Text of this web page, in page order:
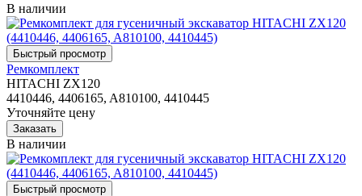
В наличии
Ремкомплект
HITACHI ZX120
4410446, 4406165, A810100, 4410445
Уточняйте цену
В наличии